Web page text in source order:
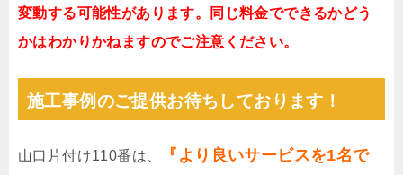
変動する可能性があります。同じ料金でできるかどう
かはわかりかねますのでご注意ください。
施工事例のご提供お待ちしております！
山口片付け110番は、
『より良いサービスを1名で